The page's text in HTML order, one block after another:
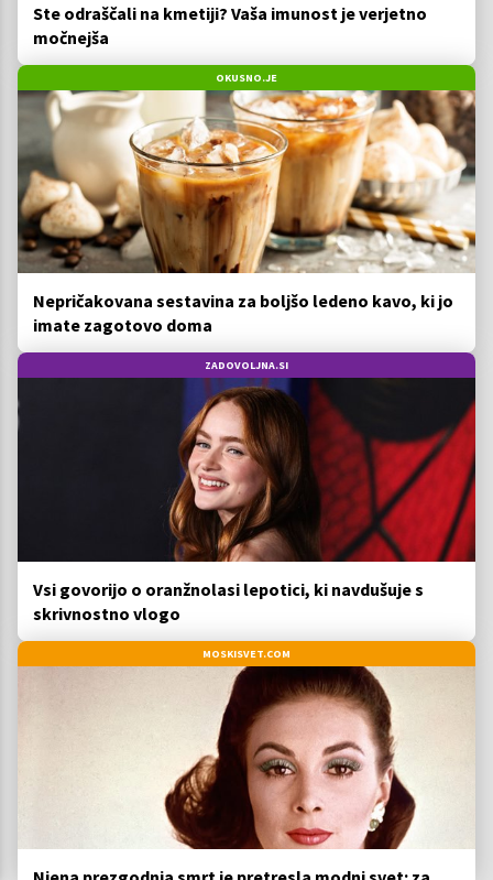
Ste odraščali na kmetiji? Vaša imunost je verjetno
močnejša
OKUSNO.JE
Nepričakovana sestavina za boljšo ledeno kavo, ki jo
imate zagotovo doma
ZADOVOLJNA.SI
Vsi govorijo o oranžnolasi lepotici, ki navdušuje s
skrivnostno vlogo
MOSKISVET.COM